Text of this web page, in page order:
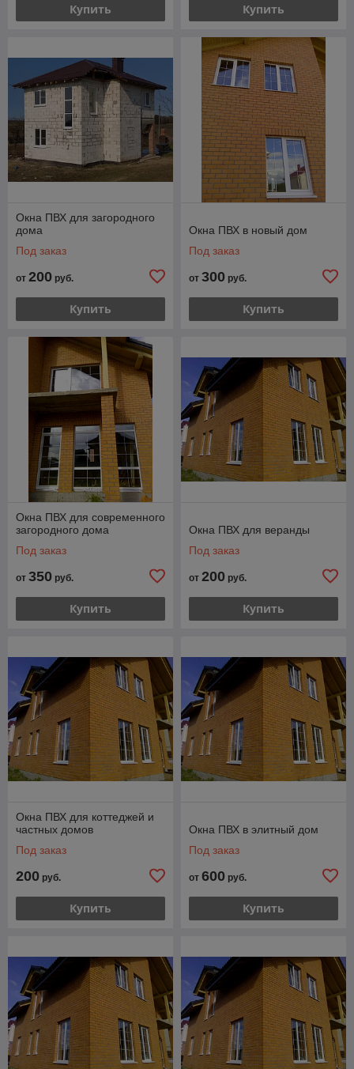
Купить Купить
Окна ПВХ для загородного
дома
Под заказ
от 200 руб.
Купить
Окна ПВХ в новый дом
Под заказ
от 300 руб.
Купить
Окна ПВХ для современного
загородного дома
Под заказ
от 350 руб.
Купить
Окна ПВХ для веранды
Под заказ
от 200 руб.
Купить
Окна ПВХ для коттеджей и
частных домов
Под заказ
200 руб.
Купить
Окна ПВХ в элитный дом
Под заказ
от 600 руб.
Купить